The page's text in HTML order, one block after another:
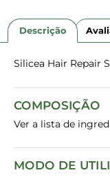
Descrição
Silicea Hair Repair
COMPOSIÇÃO
Ver a lista de
MODO DE